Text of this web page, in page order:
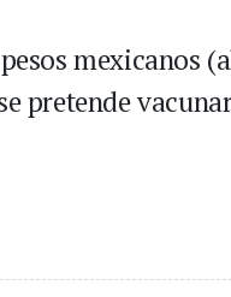
mexicanos
pretende